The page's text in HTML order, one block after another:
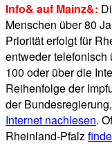
Info& auf Mainz&:
Menschen über 80
Priorität erfolgt für
entweder telefonisch
100 oder über die
Reihenfolge der
der
Internet nachlesen.
Rheinland-Pfalz